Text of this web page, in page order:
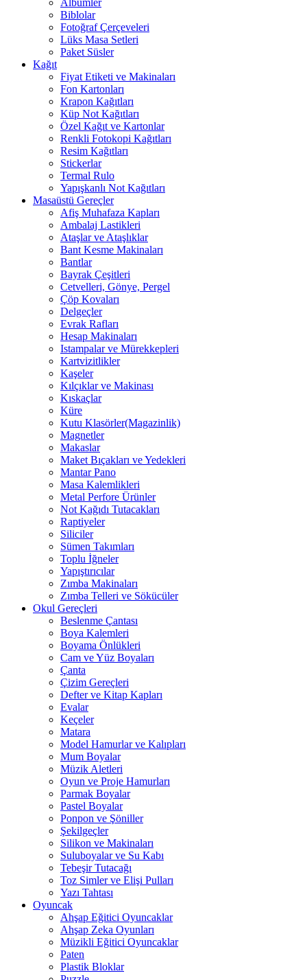
Biblolar
Fotoğraf Çerçeveleri
Lüks Masa Setleri
Paket Süsler
Kağıt
Fiyat Etiketi ve Makinaları
Fon Kartonları
Krapon Kağıtları
Küp Not Kağıtları
Özel Kağıt ve Kartonlar
Renkli Fotokopi Kağıtları
Resim Kağıtları
Stickerlar
Termal Rulo
Yapışkanlı Not Kağıtları
Masaüstü Gereçler
Afiş Muhafaza Kapları
Ambalaj Lastikleri
Ataşlar ve Ataşlıklar
Bant Kesme Makinaları
Bantlar
Bayrak Çeşitleri
Cetvelleri, Gönye, Pergel
Çöp Kovaları
Delgeçler
Evrak Rafları
Hesap Makinaları
Istampalar ve Mürekkepleri
Kartvizitlikler
Kaşeler
Kılçıklar ve Makinası
Kıskaçlar
Küre
Kutu Klasörler(Magazinlik)
Magnetler
Makaslar
Maket Bıçakları ve Yedekleri
Mantar Pano
Masa Kalemlikleri
Metal Perfore Ürünler
Not Kağıdı Tutacakları
Raptiyeler
Siliciler
Sümen Takımları
Toplu İğneler
Yapıştırıcılar
Zımba Makinaları
Zımba Telleri ve Sökücüler
Okul Gereçleri
Beslenme Çantası
Boya Kalemleri
Boyama Önlükleri
Cam ve Yüz Boyaları
Çanta
Çizim Gereçleri
Defter ve Kitap Kapları
Evalar
Keçeler
Matara
Model Hamurlar ve Kalıpları
Mum Boyalar
Müzik Aletleri
Oyun ve Proje Hamurları
Parmak Boyalar
Pastel Boyalar
Ponpon ve Şöniller
Şekilgeçler
Silikon ve Makinaları
Suluboyalar ve Su Kabı
Tebeşir Tutacağı
Toz Simler ve Elişi Pulları
Yazı Tahtası
Oyuncak
Ahşap Eğitici Oyuncaklar
Ahşap Zeka Oyunları
Müzikli Eğitici Oyuncaklar
Paten
Plastik Bloklar